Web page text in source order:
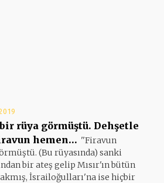
rüya görmüştü. Dehşetle
hemen… ''Firavun
(Bu rüyasında) sanki
bir ateş gelip Mısır'ın bütün
İsrailoğulları'na ise hiçbir